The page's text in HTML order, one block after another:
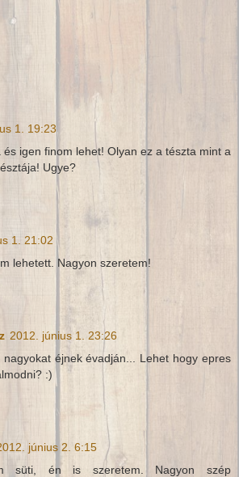
1. 19:23
és igen finom lehet! Olyan ez a tészta mint a
Ugye?
1. 21:02
lehetett. Nagyon szeretem!
2012. június 1. 23:26
éjnek évadján... Lehet hogy epres
:)
június 2. 6:15
süti, én is szeretem. Nagyon szép